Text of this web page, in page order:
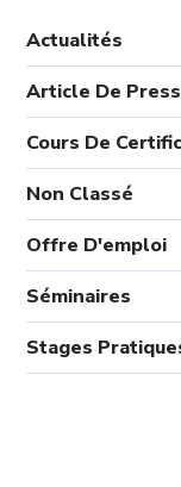
Actualités
Article De
Cours De
Non Classé
Offre D'emploi
Séminaires
Stages